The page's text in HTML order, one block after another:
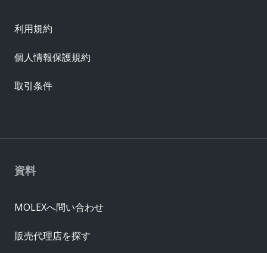
資料
MOLEXへ問い合わせ
販売代理店を探す
利用規約
個人情報保護規約
取引条件